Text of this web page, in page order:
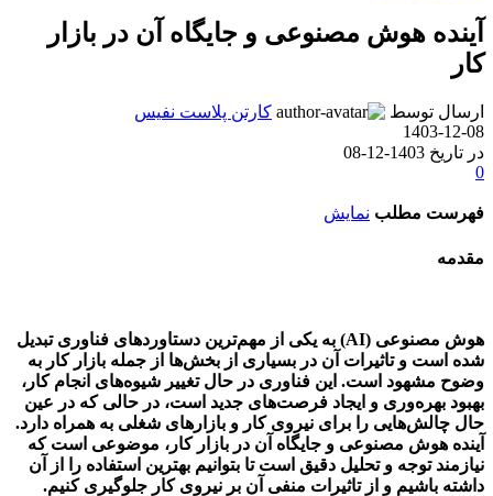
آینده هوش مصنوعی و جایگاه آن در بازار
کار
ارسال توسط
کارتن پلاست نفیس
1403-12-08
در تاریخ 1403-12-08
0
فهرست مطلب نمایش
مقدمه
هوش مصنوعی (AI) به یکی از مهم‌ترین دستاوردهای فناوری تبدیل
شده است و تاثیرات آن در بسیاری از بخش‌ها از جمله بازار کار به
وضوح مشهود است. این فناوری در حال تغییر شیوه‌های انجام کار،
بهبود بهره‌وری و ایجاد فرصت‌های جدید است، در حالی که در عین
حال چالش‌هایی را برای نیروی کار و بازارهای شغلی به همراه دارد.
آینده هوش مصنوعی و جایگاه آن در بازار کار، موضوعی است که
نیازمند توجه و تحلیل دقیق است تا بتوانیم بهترین استفاده را از آن
داشته باشیم و از تاثیرات منفی آن بر نیروی کار جلوگیری کنیم.